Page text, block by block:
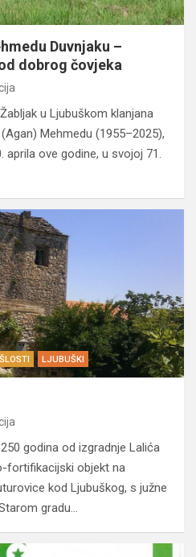
Duvnjaku –
dobrog čovjeka
u Ljubuškom klanjana
Mehmedu (1955–2025),
aprila ove godine, u svojoj 71.
LJUBUŠKI
godina od izgradnje Lalića
fortifikacijski objekt na
kod Ljubuškog, s južne
gradu…